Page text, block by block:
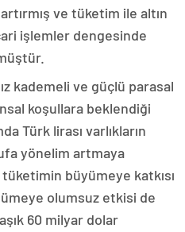
ve tüketim ile altın
işlemler dengesinde
kademeli ve güçlü parasal
koşullara beklendiği
Türk lirası varlıkların
yönelim artmaya
büyümeye katkısı
olumsuz etkisi de
60 milyar dolar